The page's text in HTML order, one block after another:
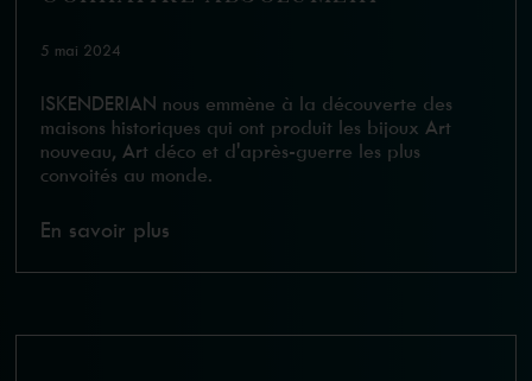
5 mai 2024
ISKENDERIAN nous emmène à la découverte des
maisons historiques qui ont produit les bijoux Art
nouveau, Art déco et d'après-guerre les plus
convoités au monde.
En savoir plus